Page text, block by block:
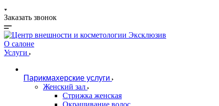
Заказать звонок
О салоне
Услуги
Парикмахерские услуги
Женский зал
Стрижка женская
Окрашивание волос